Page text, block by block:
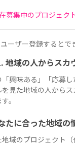
募集中のプロジェク
ユーザー登録するとで
地域の人からスカ
興味ある」「応募
見た地域の人から
。
たに合った地域の
域のプロジェクト